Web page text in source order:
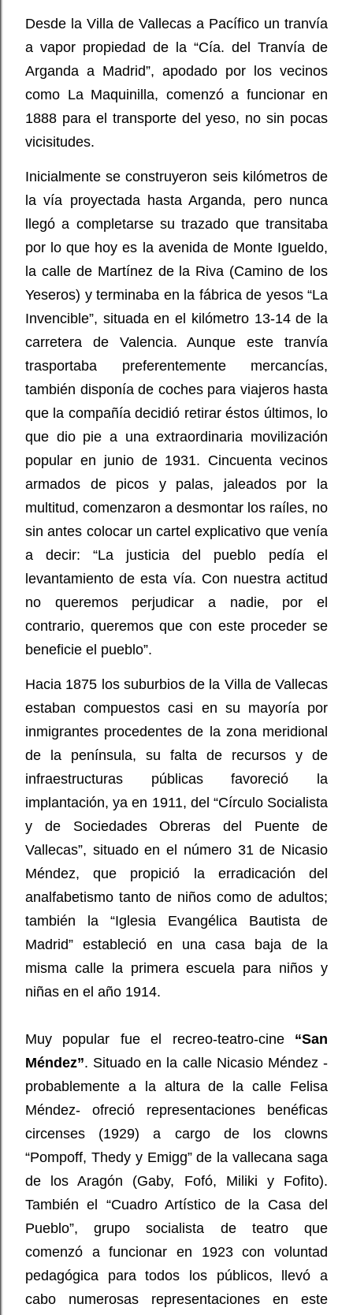
Desde la Villa de Vallecas a Pacífico un tranvía
a vapor propiedad de la “Cía. del Tranvía de
Arganda a Madrid”, apodado por los vecinos
como La Maquinilla, comenzó a funcionar en
1888 para el transporte del yeso, no sin pocas
vicisitudes.
Inicialmente se construyeron seis kilómetros de
la vía proyectada hasta Arganda, pero nunca
llegó a completarse su trazado que transitaba
por lo que hoy es la avenida de Monte Igueldo,
la calle de Martínez de la Riva (Camino de los
Yeseros) y terminaba en la fábrica de yesos “La
Invencible”, situada en el kilómetro 13-14 de la
carretera de Valencia. Aunque este tranvía
trasportaba preferentemente mercancías,
también disponía de coches para viajeros hasta
que la compañía decidió retirar éstos últimos, lo
que dio pie a una extraordinaria movilización
popular en junio de 1931. Cincuenta vecinos
armados de picos y palas, jaleados por la
multitud, comenzaron a desmontar los raíles, no
sin antes colocar un cartel explicativo que venía
a decir: “La justicia del pueblo pedía el
levantamiento de esta vía. Con nuestra actitud
no queremos perjudicar a nadie, por el
contrario, queremos que con este proceder se
beneficie el pueblo”.
Hacia 1875 los suburbios de la Villa de Vallecas
estaban compuestos casi en su mayoría por
inmigrantes procedentes de la zona meridional
de la península, su falta de recursos y de
infraestructuras públicas favoreció la
implantación, ya en 1911, del “Círculo Socialista
y de Sociedades Obreras del Puente de
Vallecas”, situado en el número 31 de Nicasio
Méndez, que propició la erradicación del
analfabetismo tanto de niños como de adultos;
también la “Iglesia Evangélica Bautista de
Madrid” estableció en una casa baja de la
misma calle la primera escuela para niños y
niñas en el año 1914.
Muy popular fue el recreo-teatro-cine “San
Méndez”. Situado en la calle Nicasio Méndez -
probablemente a la altura de la calle Felisa
Méndez- ofreció representaciones benéficas
circenses (1929) a cargo de los clowns
“Pompoff, Thedy y Emigg” de la vallecana saga
de los Aragón (Gaby, Fofó, Miliki y Fofito).
También el “Cuadro Artístico de la Casa del
Pueblo”, grupo socialista de teatro que
comenzó a funcionar en 1923 con voluntad
pedagógica para todos los públicos, llevó a
cabo numerosas representaciones en este